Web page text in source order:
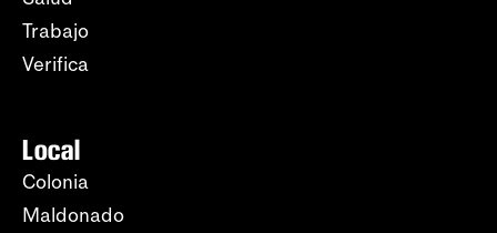
Trabajo
Verifica
Local
Colonia
Maldonado